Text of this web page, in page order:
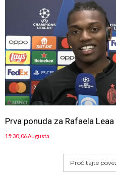
Prva ponuda za Rafaela
15:30, 06 Augusta
Pročitajte